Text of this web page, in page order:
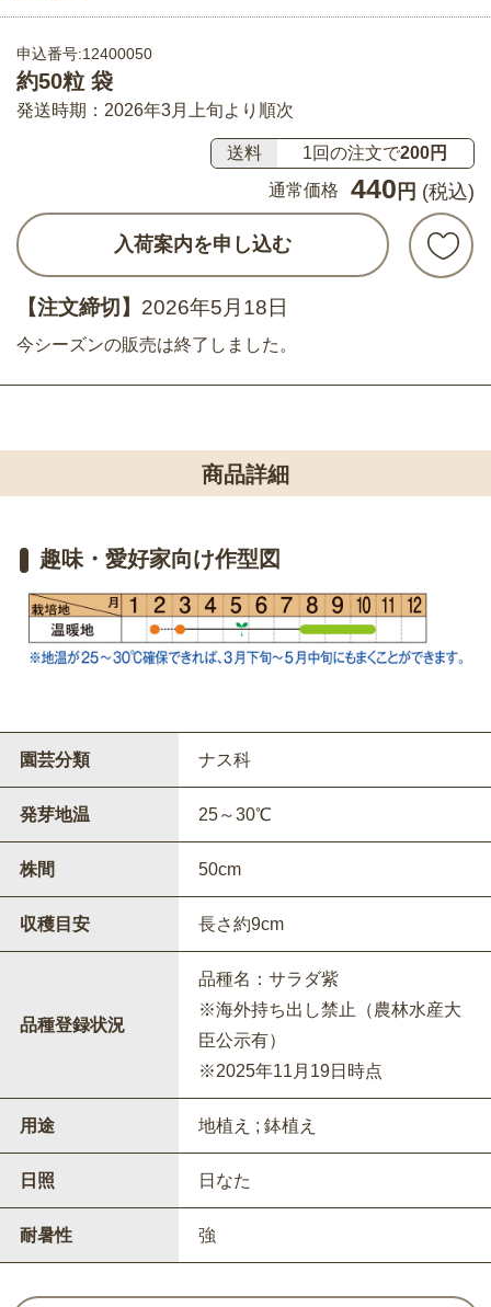
申込番号:12400050
約50粒 袋
発送時期：2026年3月上旬より順次
送料 1回の注文で200円
通常価格
440 円 (税込)
入荷案内を申し込む
【注文締切】 2026年5月18日
今シーズンの販売は終了しました。
商品詳細
趣味・愛好家向け作型図
園芸分類 ナス科
発芽地温 25～30℃
株間 50cm
収穫目安 長さ約9cm
品種登録状況
品種名：サラダ紫
※海外持ち出し禁止（農林水産大
臣公示有）
※2025年11月19日時点
用途 地植え ; 鉢植え
日照 日なた
耐暑性 強